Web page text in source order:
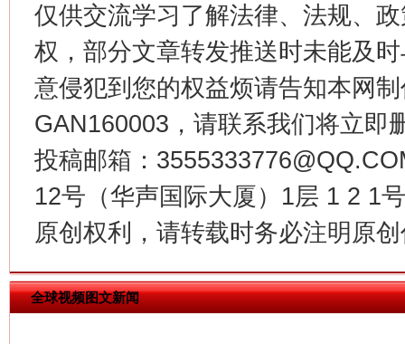
仅供交流学习了解法律、法规、
权，部分文章转发推送时未能及
意侵犯到您的权益烦请告知本网
GAN160003，请联系我们将立即
投稿邮箱：
12号（华声国际大厦）1层 1 2 1
原创权利，请转载时务必注明原
全球视频图文新闻
在谋一域中谋全局
今